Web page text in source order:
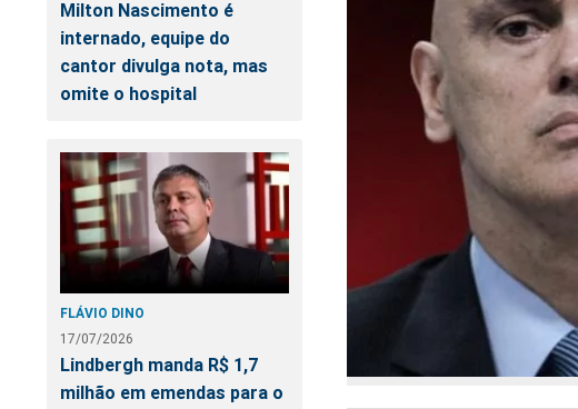
Milton Nascimento é
internado, equipe do
cantor divulga nota, mas
omite o hospital
FLÁVIO DINO
17/07/2026
Lindbergh manda R$ 1,7
milhão em emendas para o